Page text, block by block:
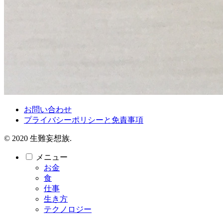
お問い合わせ
プライバシーポリシーと免責事項
© 2020 生難妄想族.
メニュー
お金
食
仕事
生き方
テクノロジー